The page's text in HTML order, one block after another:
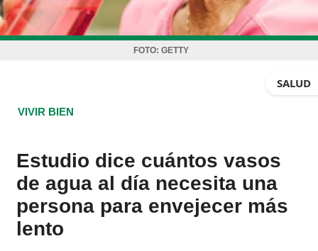
FOTO: GETTY
SALUD
VIVIR BIEN
Estudio dice cuántos vasos
de agua al día necesita una
persona para envejecer más
lento